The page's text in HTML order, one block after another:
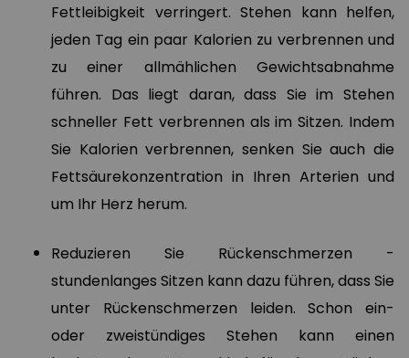
Fettleibigkeit verringert. Stehen kann helfen,
jeden Tag ein paar Kalorien zu verbrennen und
zu einer allmählichen Gewichtsabnahme
führen. Das liegt daran, dass Sie im Stehen
schneller Fett verbrennen als im Sitzen. Indem
Sie Kalorien verbrennen, senken Sie auch die
Fettsäurekonzentration in Ihren Arterien und
um Ihr Herz herum.
Reduzieren Sie Rückenschmerzen -
stundenlanges Sitzen kann dazu führen, dass Sie
unter Rückenschmerzen leiden. Schon ein-
oder zweistündiges Stehen kann einen